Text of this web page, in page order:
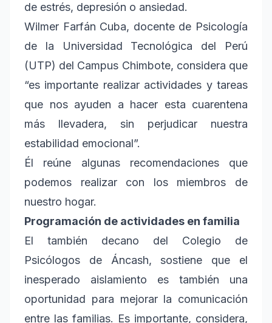
de estrés, depresión o ansiedad.
Wilmer Farfán Cuba, docente de Psicología
de la Universidad Tecnológica del Perú
(UTP) del Campus Chimbote, considera que
“es importante realizar actividades y tareas
que nos ayuden a hacer esta cuarentena
más llevadera, sin perjudicar nuestra
estabilidad emocional”.
Él reúne algunas recomendaciones que
podemos realizar con los miembros de
nuestro hogar.
Programación de actividades en familia
El también decano del Colegio de
Psicólogos de Áncash, sostiene que el
inesperado aislamiento es también una
oportunidad para mejorar la comunicación
entre las familias. Es importante, considera,